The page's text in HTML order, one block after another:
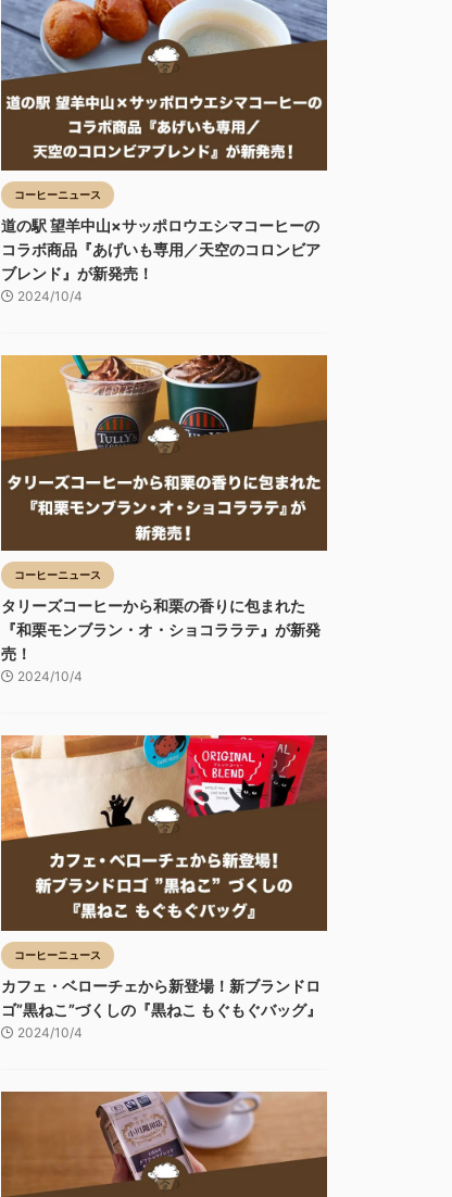
コーヒーニュース
道の駅 望羊中山×サッポロウエシマコーヒーの
コラボ商品『あげいも専用／天空のコロンビア
ブレンド』が新発売！
2024/10/4
コーヒーニュース
タリーズコーヒーから和栗の香りに包まれた
『和栗モンブラン・オ・ショコララテ』が新発
売！
2024/10/4
コーヒーニュース
カフェ・ベローチェから新登場！新ブランドロ
ゴ”黒ねこ”づくしの『黒ねこ もぐもぐバッグ』
2024/10/4